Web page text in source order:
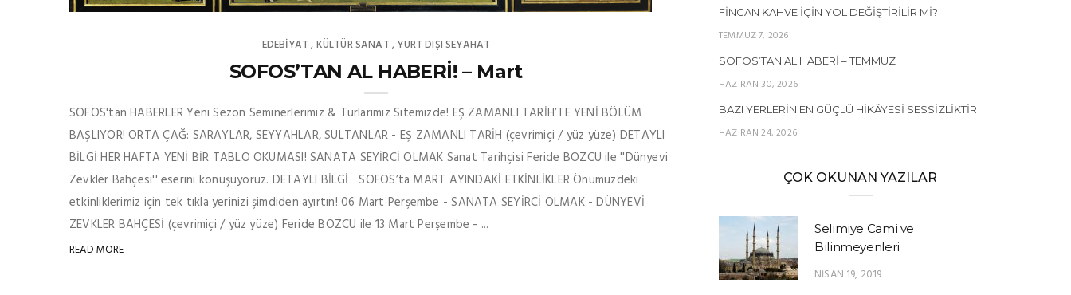
EDEBIYAT , KÜLTÜR SANAT , YURT DIŞI SEYAHAT
SOFOS’TAN AL HABERİ! – Mart
SOFOS'tan HABERLER Yeni Sezon Seminerlerimiz & Turlarımız Sitemizde! EŞ ZAMANLI TARİH’TE YENİ BÖLÜM
BAŞLIYOR! ORTA ÇAĞ: SARAYLAR, SEYYAHLAR, SULTANLAR - EŞ ZAMANLI TARİH (çevrimiçi / yüz yüze) DETAYLI
BİLGİ HER HAFTA YENİ BİR TABLO OKUMASI! SANATA SEYİRCİ OLMAK Sanat Tarihçisi Feride BOZCU ile ''Dünyevi
Zevkler Bahçesi'' eserini konuşuyoruz. DETAYLI BİLGİ SOFOS’ta MART AYINDAKİ ETKİNLİKLER Önümüzdeki
etkinliklerimiz için tek tıkla yerinizi şimdiden ayırtın! 06 Mart Perşembe - SANATA SEYİRCİ OLMAK - DÜNYEVİ
ZEVKLER BAHÇESİ (çevrimiçi / yüz yüze) Feride BOZCU ile 13 Mart Perşembe - ...
READ MORE
FINCAN KAHVE İÇIN YOL DEĞIŞTIRILIR MI?
TEMMUZ 7, 2026
SOFOS’TAN AL HABERI – TEMMUZ
HAZIRAN 30, 2026
BAZI YERLERIN EN GÜÇLÜ HIKÂYESI SESSIZLIKTIR
HAZIRAN 24, 2026
ÇOK OKUNAN YAZILAR
Selimiye Cami ve
Bilinmeyenleri
NISAN 19, 2019